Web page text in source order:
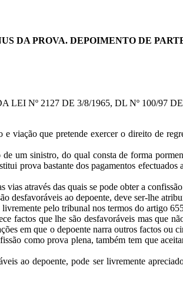
DA PROVA. DEPOIMENTO DE
LEI Nº 2127 DE 3/8/1965, DL Nº 100/97
viação que pretende exercer o direito de
um sinistro, do qual consta de forma
prova bastante dos pagamentos
vias através das quais se pode obter a
desfavoráveis ao depoente, deve ser-lhe
pelo tribunal nos termos do artigo
factos que lhe são desfavoráveis mas que
em que o depoente narra outros factos ou
como prova plena, também tem que
ao depoente, pode ser livremente